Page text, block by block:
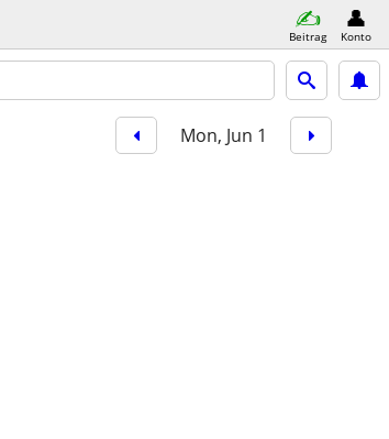
Beitrag Konto
Mon, Jun 1